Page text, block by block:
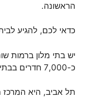
הראשונה.
כדאי לכם, להגיע
יש בתי מלון ברמות
כ-7,000 חדרים בבתי מלון.
תל אביב, היא המרכז